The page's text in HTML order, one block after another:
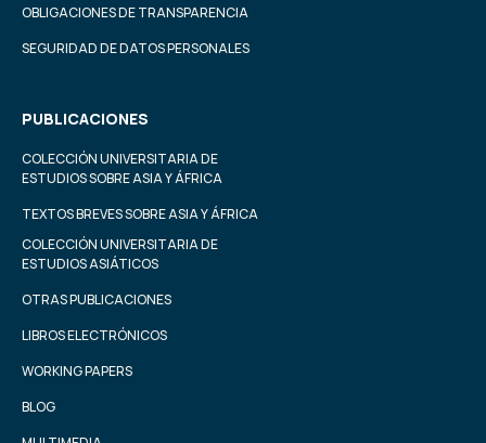
OBLIGACIONES DE TRANSPARENCIA
SEGURIDAD DE DATOS PERSONALES
PUBLICACIONES
COLECCIÓN UNIVERSITARIA DE
ESTUDIOS SOBRE ASIA Y ÁFRICA
TEXTOS BREVES SOBRE ASIA Y ÁFRICA
COLECCIÓN UNIVERSITARIA DE
ESTUDIOS ASIÁTICOS
OTRAS PUBLICACIONES
LIBROS ELECTRÓNICOS
WORKING PAPERS
BLOG